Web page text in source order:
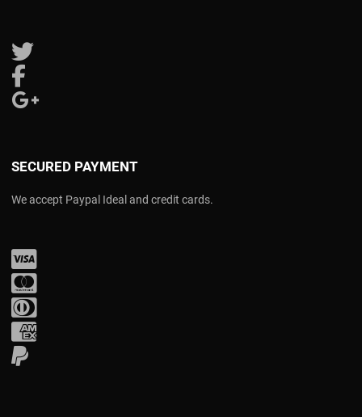
Follow us on Twitter
SECURED PAYMENT
We accept Paypal Ideal and credit cards.
PayPal